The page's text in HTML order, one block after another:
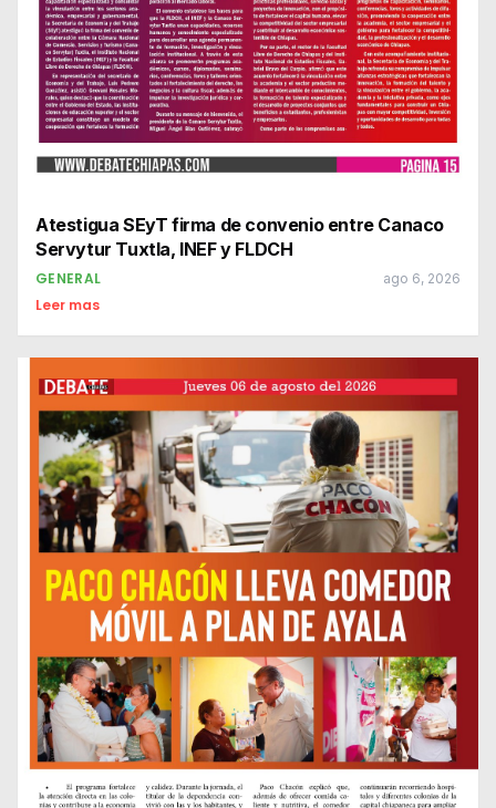
Atestigua SEyT firma de convenio entre Canaco
Servytur Tuxtla, INEF y FLDCH
GENERAL ago 6, 2026
Leer mas